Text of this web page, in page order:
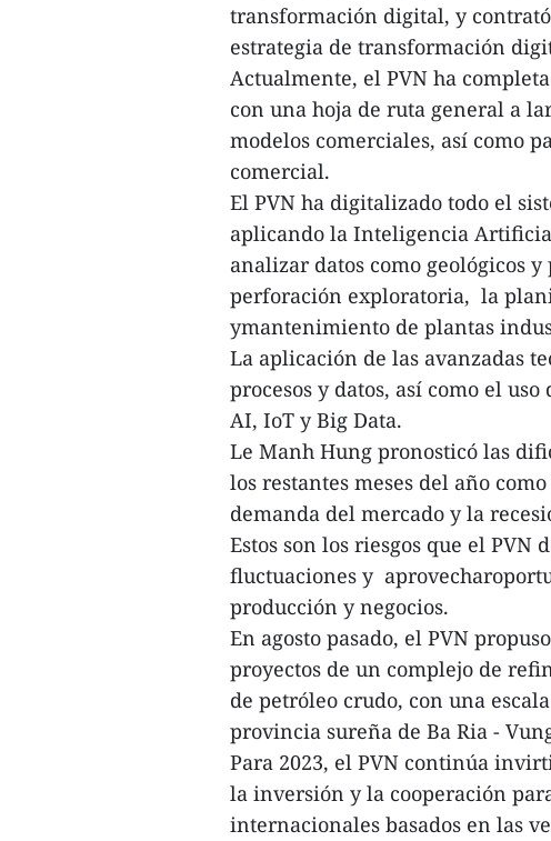
transformación digital, y
estrategia de transformación
Actualmente, el PVN ha
con una hoja de ruta general a
modelos comerciales, así como
comercial.
El PVN ha digitalizado todo el
aplicando la Inteligencia
analizar datos como geológicos
perforación exploratoria, la
ymantenimiento de plantas
La aplicación de las avanzadas
procesos y datos, así como el
AI, IoT y Big Data.
Le Manh Hung pronosticó las
los restantes meses del año
demanda del mercado y la
Estos son los riesgos que el PVN
fluctuaciones y
producción y negocios.
En agosto pasado, el PVN
proyectos de un complejo de
de petróleo crudo, con una
provincia sureña de Ba Ria -
Para 2023, el PVN continúa
la inversión y la cooperación
internacionales basados en las